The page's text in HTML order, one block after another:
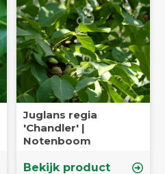
Juglans regia
'Chandler' |
Notenboom
Bekijk product